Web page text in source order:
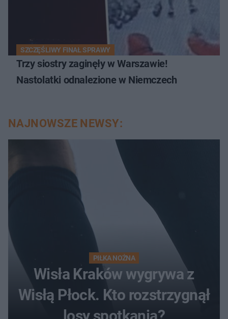
SZCZĘŚLIWY FINAŁ SPRAWY
Trzy siostry zaginęły w Warszawie!
Nastolatki odnalezione w Niemczech
NAJNOWSZE NEWSY:
PIŁKA NOŻNA
Wisła Kraków wygrywa z
Wisłą Płock. Kto rozstrzygnął